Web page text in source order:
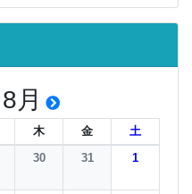
8月
木 金
土
30 31 1